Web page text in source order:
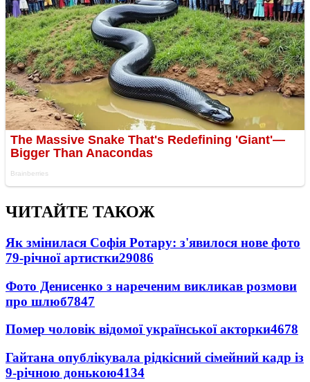
ЧИТАЙТЕ ТАКОЖ
Як змінилася Софія Ротару: з'явилося нове фото
79-річної артистки29086
Фото Денисенко з нареченим викликав розмови
про шлюб7847
Помер чоловік відомої української акторки4678
Гайтана опублікувала рідкісний сімейний кадр із
9-річною донькою4134